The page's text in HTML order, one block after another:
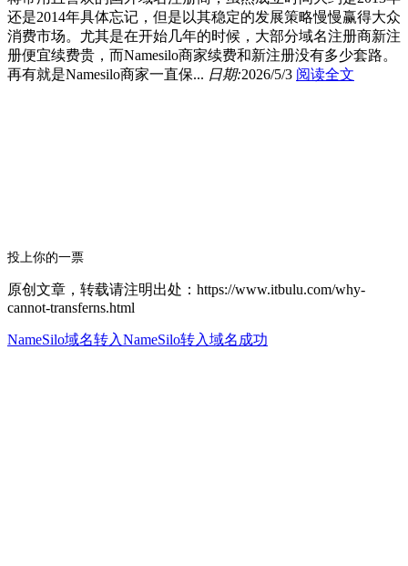
还是2014年具体忘记，但是以其稳定的发展策略慢慢赢得大众
消费市场。尤其是在开始几年的时候，大部分域名注册商新注
册便宜续费贵，而Namesilo商家续费和新注册没有多少套路。
再有就是Namesilo商家一直保... 日期:2026/5/3 阅读全文
投上你的一票
原创文章，转载请注明出处：https://www.itbulu.com/why-
cannot-transferns.html
NameSilo域名转入NameSilo转入域名成功